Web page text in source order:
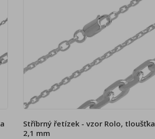
Stříbrný řetízek - vzor Rolo, tloušťka
2,1 mm